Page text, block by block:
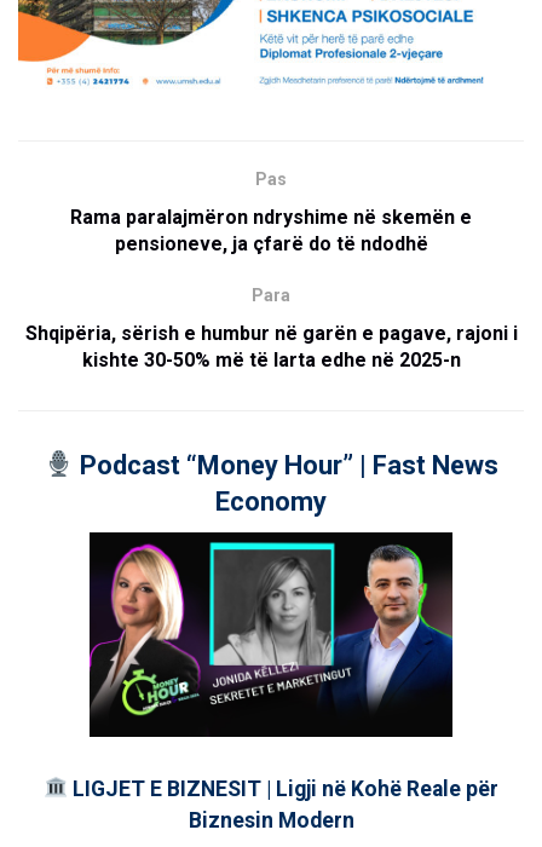
Pas
Rama paralajmëron ndryshime në skemën e
pensioneve, ja çfarë do të ndodhë
Para
Shqipëria, sërish e humbur në garën e pagave, rajoni i
kishte 30-50% më të larta edhe në 2025-n
Podcast “Money Hour” | Fast News
Economy
LIGJET E BIZNESIT | Ligji në Kohë Reale për
Biznesin Modern